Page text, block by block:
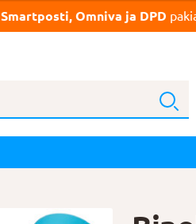
Smartposti, Omniva ja DPD